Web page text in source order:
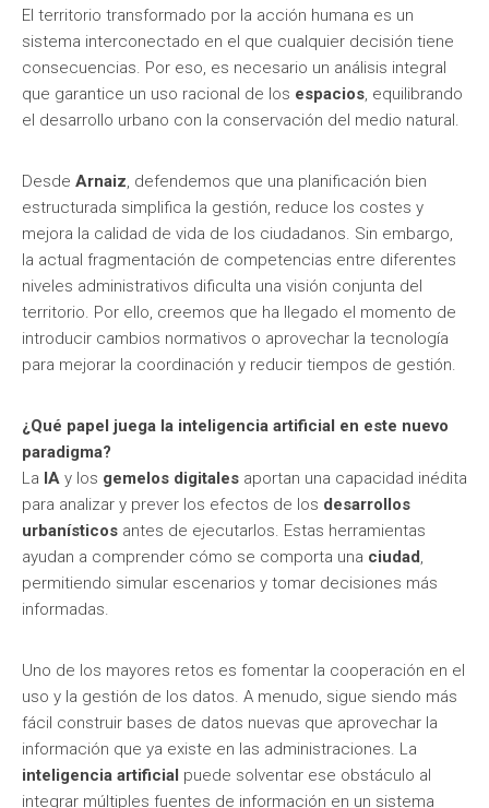
El territorio transformado por la acción humana es un
sistema interconectado en el que cualquier decisión tiene
consecuencias. Por eso, es necesario un análisis integral
que garantice un uso racional de los espacios, equilibrando
el desarrollo urbano con la conservación del medio natural.
Desde Arnaiz, defendemos que una planificación bien
estructurada simplifica la gestión, reduce los costes y
mejora la calidad de vida de los ciudadanos. Sin embargo,
la actual fragmentación de competencias entre diferentes
niveles administrativos dificulta una visión conjunta del
territorio. Por ello, creemos que ha llegado el momento de
introducir cambios normativos o aprovechar la tecnología
para mejorar la coordinación y reducir tiempos de gestión.
¿Qué papel juega la inteligencia artificial en este nuevo
paradigma?
La IA y los gemelos digitales aportan una capacidad inédita
para analizar y prever los efectos de los desarrollos
urbanísticos antes de ejecutarlos. Estas herramientas
ayudan a comprender cómo se comporta una ciudad,
permitiendo simular escenarios y tomar decisiones más
informadas.
Uno de los mayores retos es fomentar la cooperación en el
uso y la gestión de los datos. A menudo, sigue siendo más
fácil construir bases de datos nuevas que aprovechar la
información que ya existe en las administraciones. La
inteligencia artificial puede solventar ese obstáculo al
integrar múltiples fuentes de información en un sistema